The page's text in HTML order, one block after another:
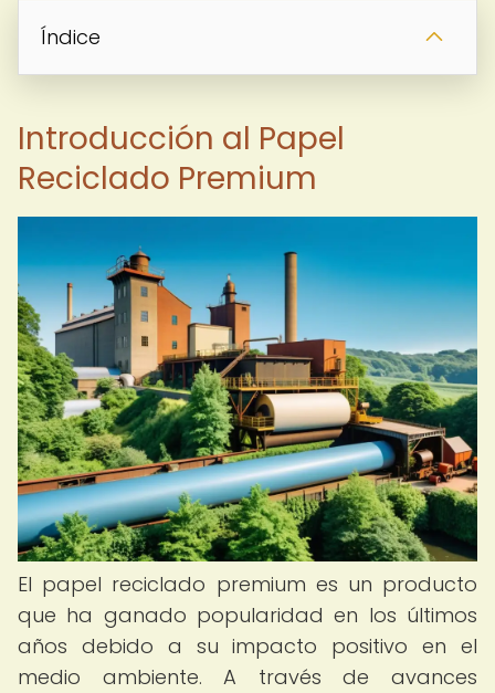
Índice
Introducción al Papel
Reciclado Premium
El papel reciclado premium es un producto
que ha ganado popularidad en los últimos
años debido a su impacto positivo en el
medio ambiente. A través de avances